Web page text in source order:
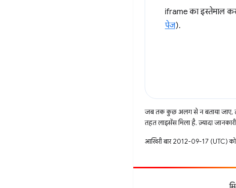
iframe का इस्तेमाल
पेज).
जब तक कुछ अलग से न बताया जाए,
तहत लाइसेंस मिला है. ज़्यादा
आखिरी बार 2012-09-17 (UTC)